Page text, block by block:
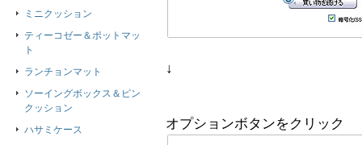
↓
オプションボタンをクリック
ミニクッション
ティーコゼー＆ポットマッ
ト
ランチョンマット
ソーイングボックス＆ピン
クッション
ハサミケース